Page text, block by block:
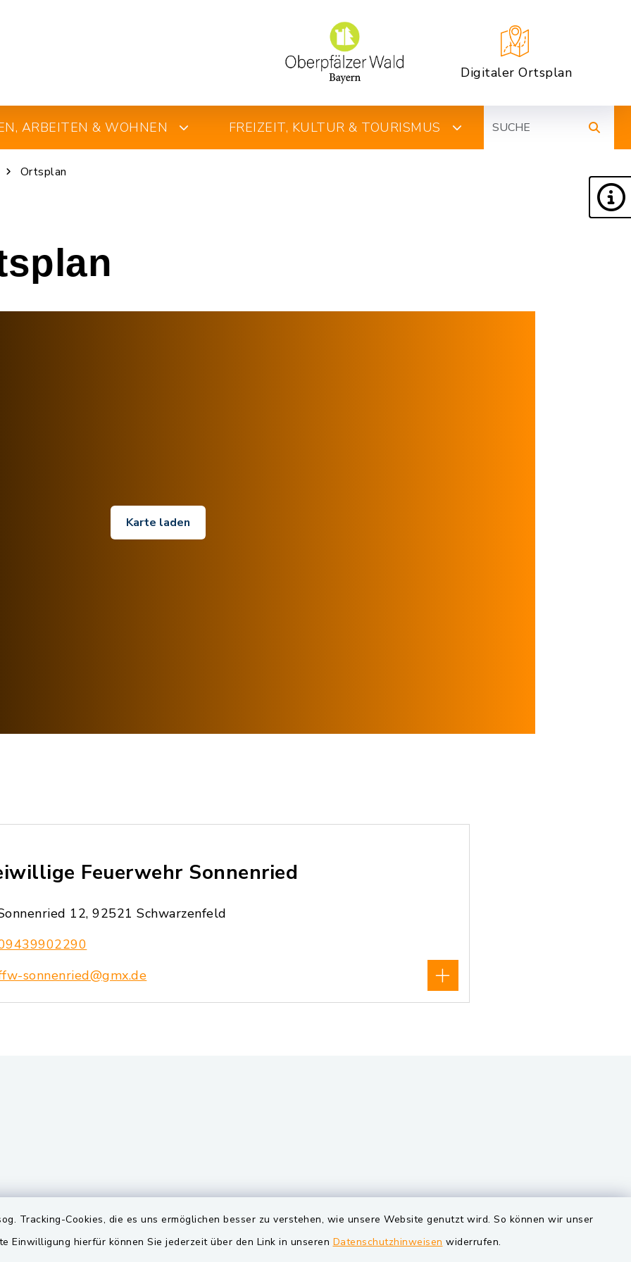
Tracking-Cookies, die es uns ermöglichen besser zu verstehen, wie unsere Website genutzt wird. So können wir unser
Einwilligung hierfür können Sie jederzeit über den Link in unseren Datenschutzhinweisen widerrufen.
Digitaler Ortsplan
ARBEITEN & WOHNEN FREIZEIT, KULTUR & TOURISMUS
Ortsplan
Karte laden
Feuerwehr Sonnenried
12, 92521 Schwarzenfeld
sonnenried@gmx.de
Quicklinks VG und Gemeinden